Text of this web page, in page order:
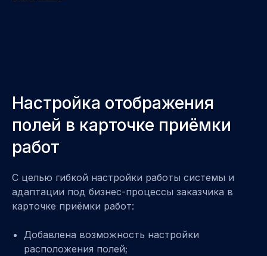
Настройка отображения
полей в карточке приёмки
работ
С целью гибкой настройки работы системы и
адаптации под бизнес-процессы заказчика в
карточке приёмки работ:
Добавлена возможность настройки
расположения полей;